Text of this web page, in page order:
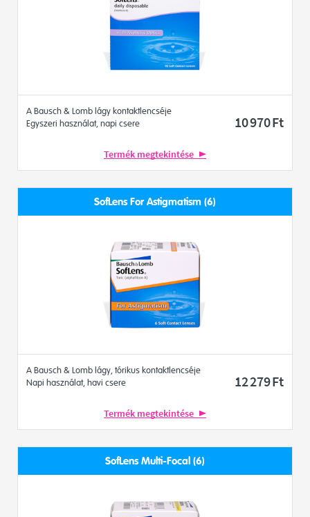
A Bausch & Lomb lágy kontaktlencséje
Egyszeri használat, napi csere
10 970Ft
Termék megtekintése
SofLens For Astigmatism (6)
A Bausch & Lomb lágy, tórikus kontaktlencséje
Napi használat, havi csere
12 279Ft
Termék megtekintése
SofLens Multi-Focal (6)